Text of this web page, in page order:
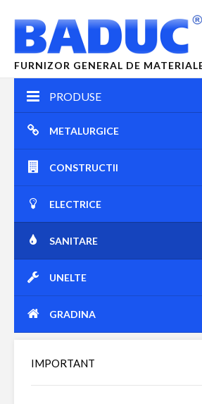
FURNIZOR GENERAL DE
PRODUSE
METALURGICE
CONSTRUCTII
ELECTRICE
SANITARE
UNELTE
GRADINA
IMPORTANT